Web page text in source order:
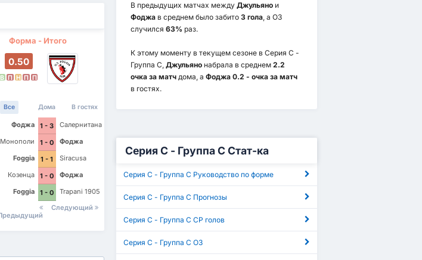
Форма - Итого
0.50
В П Н П П
Все Дома В гостях
Фоджа 1 - 3
Салернитана
Монополи
1 - 0
Фоджа
Foggia
1 - 1
Siracusa
Козенца
1 - 0
Фоджа
Foggia
1 - 0 Trapani 1905
Следующий
В предыдущих матчах между Джульянои
Фоджав среднем было забито 3 гола, а ОЗ
случился 63% раз.
К этому моменту в текущем сезоне в Серия C -
Группа C, Джульянонабрала в среднем 2.2
очка за матчдома, а Фоджа 0.2 - очка за матч
в гостях.
Серия C - Группа C Стат-ка
Серия C - Группа C Руководство по форме
Серия C - Группа C Прогнозы
Серия C - Группа C СР голов
Серия C - Группа C ОЗ